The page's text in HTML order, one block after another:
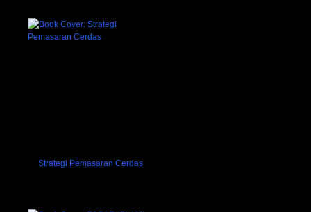
Strategi Pemasaran Cerdas